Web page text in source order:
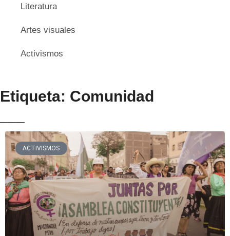
Literatura
Artes visuales
Activismos
Etiqueta: Comunidad
ACTIVISMOS